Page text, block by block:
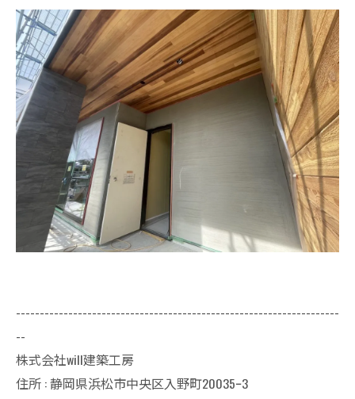
--------------------------------------------------------------------
--
株式会社will建築工房
住所 : 静岡県浜松市中央区入野町20035ｰ3